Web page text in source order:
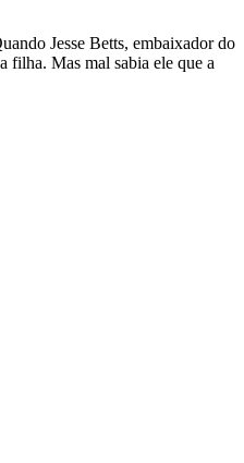
Jesse Betts, embaixador do
filha. Mas mal sabia ele que a